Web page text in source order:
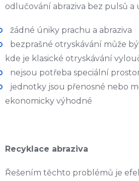
odlučování abraziva bez pulsů a
žádné úniky prachu a abraziva
bezprašné otryskávání může
kde je klasické otryskávání
nejsou potřeba speciální
jednotky jsou přenosné nebo
ekonomicky výhodné
Recyklace abraziva
Řešením těchto problémů je